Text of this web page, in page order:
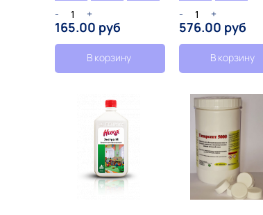
- +
165.00 руб
В корзину
- +
576.00 руб
В корзину